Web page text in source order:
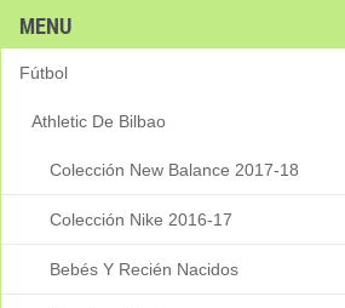
MENU
Fútbol
Athletic De Bilbao
Colección New Balance 2017-18
Colección Nike 2016-17
Bebés Y Recién Nacidos